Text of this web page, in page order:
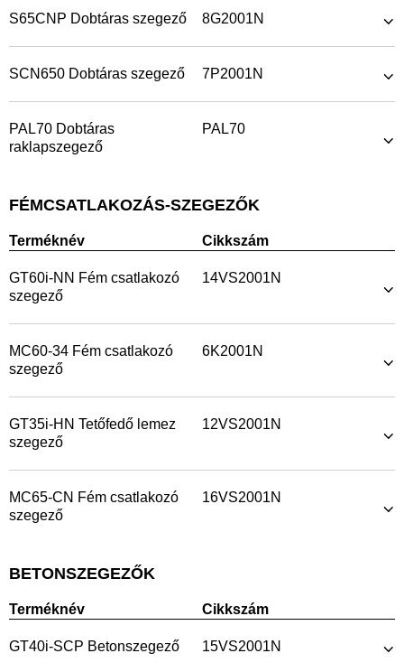
S65CNP Dobtáras szegező 8G2001N
SCN650 Dobtáras szegező 7P2001N
PAL70 Dobtáras
raklapszegező
PAL70
FÉMCSATLAKOZÁS-SZEGEZŐK
Terméknév Cikkszám
GT60i-NN Fém csatlakozó
szegező
14VS2001N
MC60-34 Fém csatlakozó
szegező
6K2001N
GT35i-HN Tetőfedő lemez
szegező
12VS2001N
MC65-CN Fém csatlakozó
szegező
16VS2001N
BETONSZEGEZŐK
Terméknév Cikkszám
GT40i-SCP Betonszegező 15VS2001N